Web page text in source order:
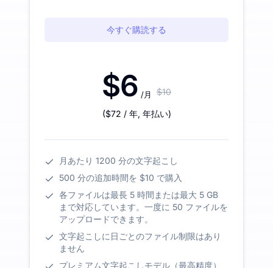
今すぐ購読する
$6 /月 $10
($72 / 年, 年払い)
月あたり 1200 分の文字起こし
500 分の追加時間を $10 で購入
各ファイルは最長 5 時間または最大 5 GB
まで対応しています。一度に 50 ファイルを
アップロードできます。
文字起こしに日ごとのファイル制限はあり
ません
プレミアム文字起こしモデル（最高精度）